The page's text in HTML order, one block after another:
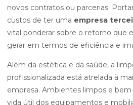
novos contratos ou parcerias.
custos de ter uma empresa
vital ponderar sobre o retorno que
gerar em termos de eficiência e
Além da estética e da saúde, a
profissionalizada está atrelada à
empresa. Ambientes limpos e
vida útil dos equipamentos e